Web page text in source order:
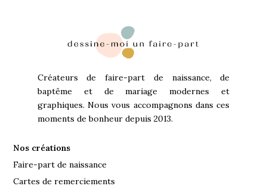
Créateurs de faire-part de naissance, de
baptême et de mariage modernes et
graphiques. Nous vous accompagnons dans ces
moments de bonheur depuis 2013.
Nos créations
Faire-part de naissance
Cartes de remerciements